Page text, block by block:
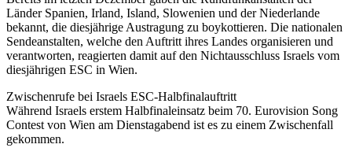
Länder Spanien, Irland, Island, Slowenien und der Niederlande
bekannt, die diesjährige Austragung zu boykottieren. Die nationalen
Sendeanstalten, welche den Auftritt ihres Landes organisieren und
verantworten, reagierten damit auf den Nichtausschluss Israels vom
diesjährigen ESC in Wien.
Zwischenrufe bei Israels ESC-Halbfinalauftritt
Während Israels erstem Halbfinaleinsatz beim 70. Eurovision Song
Contest von Wien am Dienstagabend ist es zu einem Zwischenfall
gekommen.